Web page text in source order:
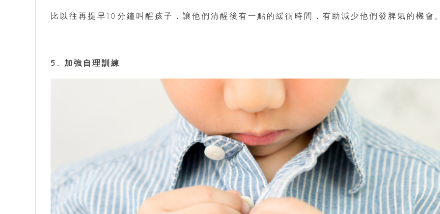
比以往再提早10分鐘叫醒孩子，讓他們清醒後有一點的緩衝時間，有助減少他們發脾氣的機會
5. 加強自理訓練